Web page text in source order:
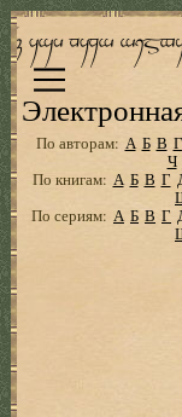
По авторам: А Б В Г
Ч
По книгам: А Б В Г
По сериям: А Б В Г